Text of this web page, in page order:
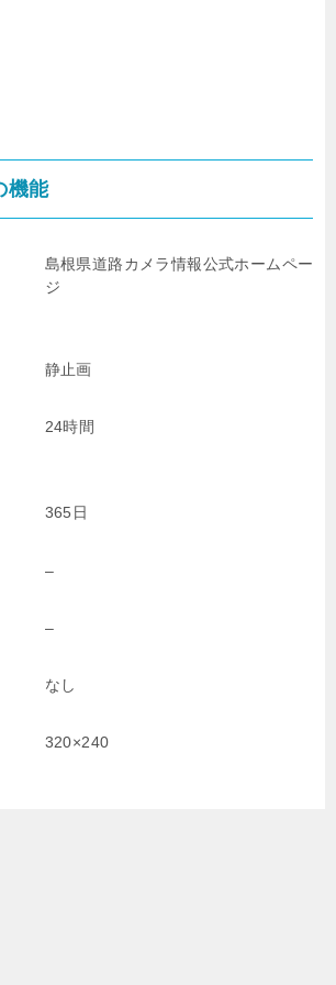
機能
島根県道路カメラ情報公式ホームペー
ジ
静止画
24時間
365日
–
–
なし
320×240